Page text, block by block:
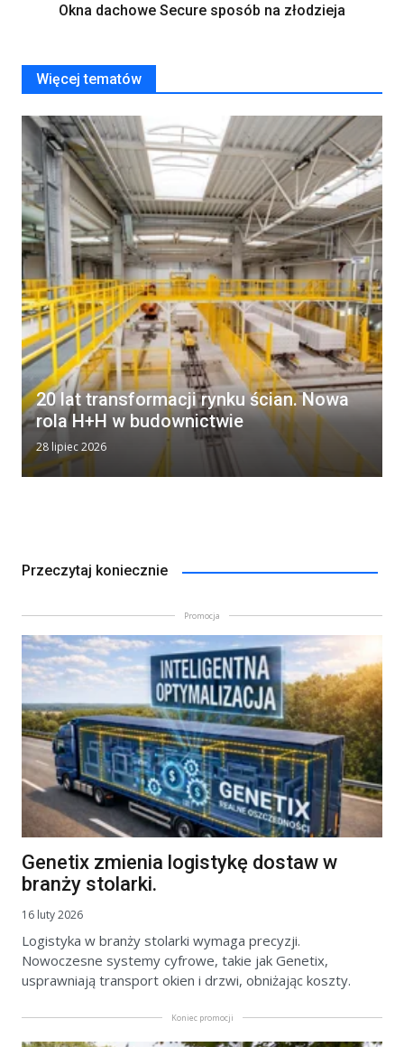
Okna dachowe Secure sposób na złodzieja
Więcej tematów
20 lat transformacji rynku ścian. Nowa
rola H+H w budownictwie
28 lipiec 2026
Przeczytaj koniecznie
Promocja
Genetix zmienia logistykę dostaw w
branży stolarki.
16 luty 2026
Logistyka w branży stolarki wymaga precyzji.
Nowoczesne systemy cyfrowe, takie jak Genetix,
usprawniają transport okien i drzwi, obniżając koszty.
Koniec promocji